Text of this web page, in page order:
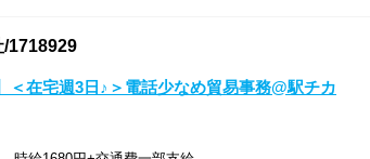
/1718929
＜在宅週3日♪＞電話少なめ貿易事務@駅チカ